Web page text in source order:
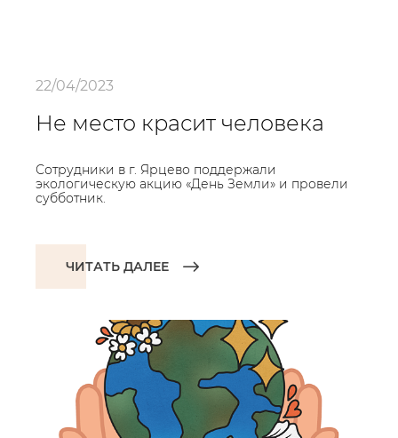
22/04/2023
Не место красит человека
Сотрудники в г. Ярцево поддержали
экологическую акцию «День Земли» и провели
субботник.
ЧИТАТЬ ДАЛЕЕ